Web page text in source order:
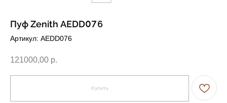
Пуф Zenith AEDD076
Артикул: AEDD076
121000,00 р.
Купить